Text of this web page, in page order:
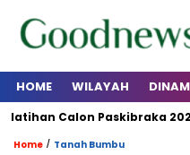
HOME WILAYAH
Calon Paskibraka 2026
Home / Tanah Bumbu